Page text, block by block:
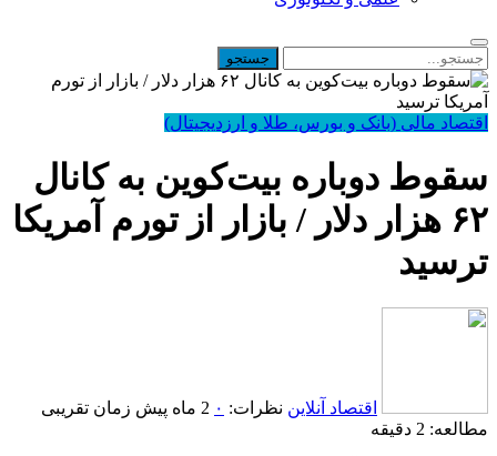
اقتصاد مالی (بانک و بورس، طلا و ارزدیجیتال)
سقوط دوباره بیت‌کوین به کانال
۶۲ هزار دلار / بازار از تورم آمریکا
ترسید
اقتصاد آنلاین نظرات: ۰ 2 ماه پیش
زمان تقریبی
مطالعه: 2 دقیقه